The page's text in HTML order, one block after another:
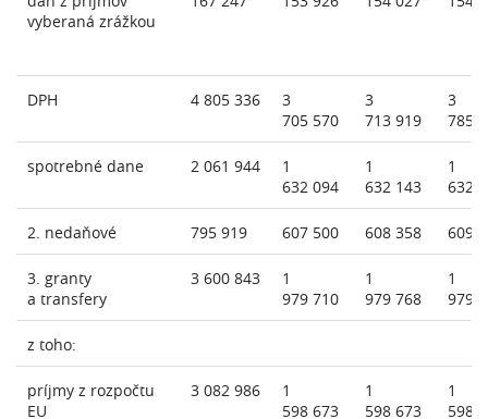
vyberaná zrážkou
DPH 4 805 336
3
705 570
3
713 919
3
785
spotrebné dane 2 061 944
1
632 094
1
632 143
1
632
2. nedaňové 795 919 607 500 608 358 609
3. granty
a transfery
3 600 843
1
979 710
1
979 768
1
979
z toho:
príjmy z rozpočtu
EU
3 082 986
1
598 673
1
598 673
1
598